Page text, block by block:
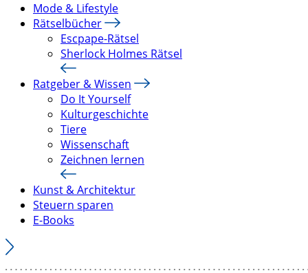
Mode & Lifestyle
Rätselbücher
Escpape-Rätsel
Sherlock Holmes Rätsel
Ratgeber & Wissen
Do It Yourself
Kulturgeschichte
Tiere
Wissenschaft
Zeichnen lernen
Kunst & Architektur
Steuern sparen
E-Books